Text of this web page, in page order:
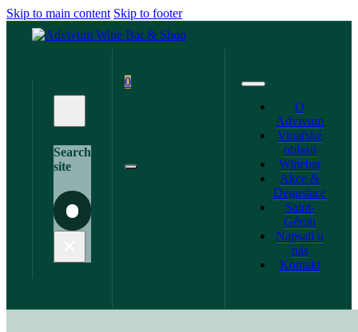
Skip to main content Skip to footer
Search
site
Search
0
O
Advivum
Vinařské
oblasti
Winebar
Akce &
Degustace
Saint-
Géron
Napsali o
nás
Kontakt